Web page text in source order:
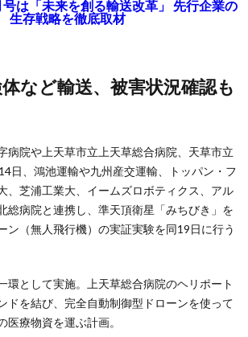
は「未来を創る輸送改革」 先行企業の
生存戦略を徹底取材
病院や上天草市立上天草総合病院、天草市立
日、鴻池運輸や九州産交運輸、トッパン・フ
、芝浦工業大、イームズロボティクス、アル
総病院と連携し、準天頂衛星「みちびき」を
ン（無人飛行機）の実証実験を同19日に行う
環として実施。上天草総合病院のヘリポート
ドを結び、完全自動制御型ドローンを使って
療物資を運ぶ計画。